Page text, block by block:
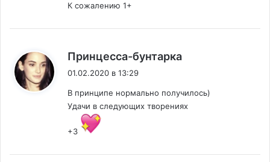
К сожалению 1+
Принцесса-бунтарка
01.02.2020 в 13:29
В принципе нормально получилось)
Удачи в следующих творениях
+3